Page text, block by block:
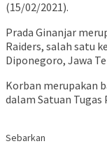
(15/02/2021).
Prada Ginanjar
Raiders, salah satu
Diponegoro, Jawa
Korban merupakan
dalam Satuan Tugas
Sebarkan